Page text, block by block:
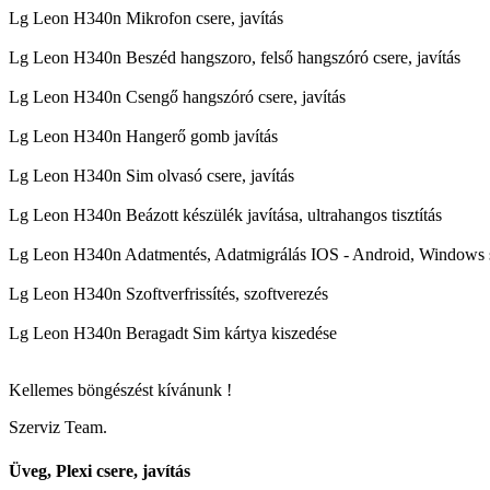
Lg Leon H340n Mikrofon csere, javítás
Lg Leon H340n Beszéd hangszoro, felső hangszóró csere, javítás
Lg Leon H340n Csengő hangszóró csere, javítás
Lg Leon H340n Hangerő gomb javítás
Lg Leon H340n Sim olvasó csere, javítás
Lg Leon H340n Beázott készülék javítása, ultrahangos tisztítás
Lg Leon H340n Adatmentés, Adatmigrálás IOS - Android, Windows
Lg Leon H340n Szoftverfrissítés, szoftverezés
Lg Leon H340n Beragadt Sim kártya kiszedése
Kellemes böngészést kívánunk !
Szerviz Team.
Üveg, Plexi csere, javítás